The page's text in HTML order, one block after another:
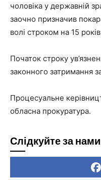
чоловіка у державній
заочно призначив
волі строком на 15
Початок строку
законного затримання
Процесуальне
обласна прокуратура.
Слідкуйте за